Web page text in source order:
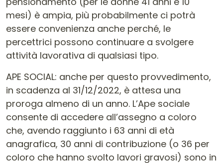
mesi) è ampia, più probabilmente ci potrà
essere convenienza anche perché, le
percettrici possono continuare a svolgere
attività lavorativa di qualsiasi tipo.
APE SOCIAL: anche per questo provvedimento,
in scadenza al 31/12/2022, è attesa una
proroga almeno di un anno. L’Ape sociale
consente di accedere all’assegno a coloro
che, avendo raggiunto i 63 anni di età
anagrafica, 30 anni di contribuzione (o 36 per
coloro che hanno svolto lavori gravosi) sono in